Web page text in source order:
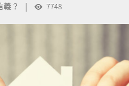
？ | 7748